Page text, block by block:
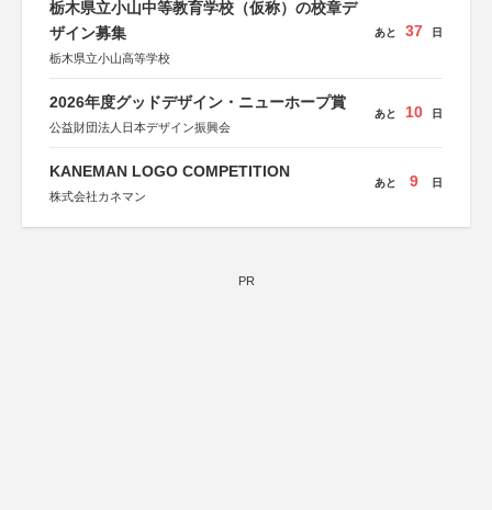
栃木県立小山中等教育学校（仮称）の校章デ
ザイン募集
栃木県立小山高等学校
あと 37 日
2026年度グッドデザイン・ニューホープ賞
公益財団法人日本デザイン振興会
あと 10 日
KANEMAN LOGO COMPETITION
株式会社カネマン
あと 9 日
PR